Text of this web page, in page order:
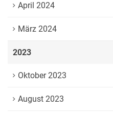
April 2024
März 2024
2023
Oktober 2023
August 2023